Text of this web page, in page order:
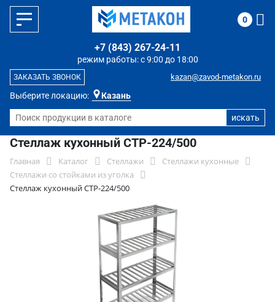
Выберите локацию: Казань
режим работы: с 9:00 до 18:00
+7 (843) 267-24-11
kazan@zavod-metakon.ru
ЗАКАЗАТЬ ЗВОНОК
0
Стеллаж кухонный СТР-224/500
Главная Каталог Стеллажи
Стеллажи кухонные
Стеллажи со стойками из уголка
Стеллаж кухонный СТР-224/500